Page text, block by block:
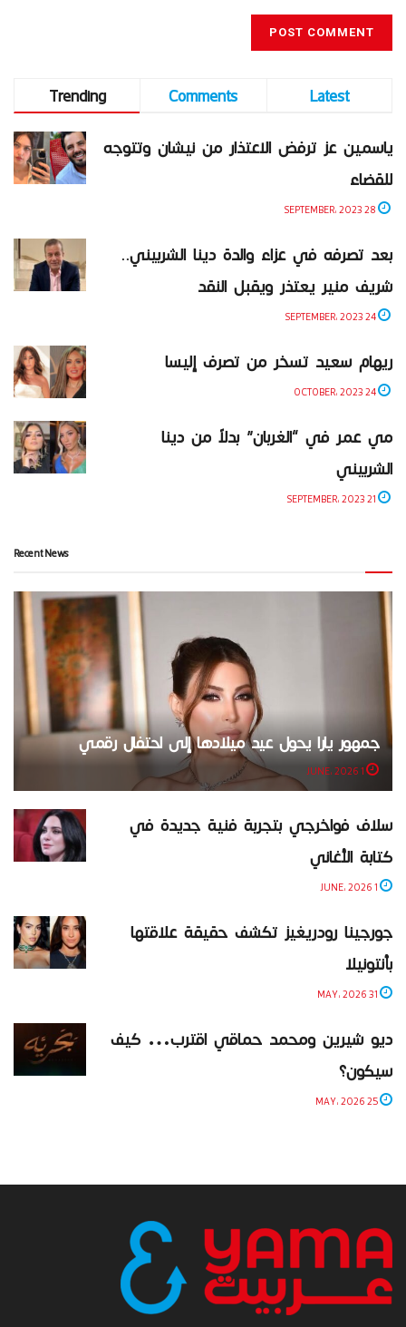
Trending Comments
Latest
ياسمين عز ترفض الاعتذار من نيشان وتتوجه
للقضاء
بعد تصرفه في عزاء والدة دينا الشربيني..
شريف منير يعتذر ويقبل النقد
ريهام سعيد تسخر من تصرف إليسا
مي عمر في “الغربان” بدلاً من دينا
الشربيني
Recent News
جمهور يارا يحول عيد ميلادها إلى احتفال رقمي
سلاف فواخرجي بتجربة فنية جديدة في
كتابة الأغاني
جورجينا رودريغيز تكشف حقيقة علاقتها
بأنتونيلا
ديو شيرين ومحمد حماقي اقترب… كيف
سيكون؟